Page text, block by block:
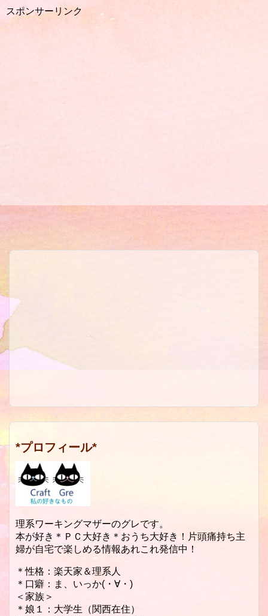
スポンサーリンク
*プロフィール*
理系ワーキングマザーのグレです。
本が好き＊ＰＣ大好き＊おうち大好き！片頭痛持ち主
婦が自宅で楽しめる情報あれこれ発信中！
＊性格：楽天家＆理系人
＊口癖：ま、いっか(・∀・)
＜家族＞
＊娘１：大学生（関西在住）